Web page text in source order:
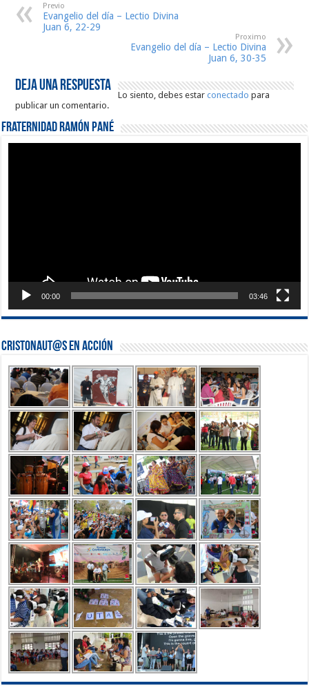
Previo
Evangelio del día – Lectio Divina
Juan 6, 22-29
Proximo
Evangelio del día – Lectio Divina
Juan 6, 30-35
Deja una respuesta
Lo siento, debes estarconectado para
publicar un comentario.
Fraternidad Ramón Pané
00:00 03:46
Cristonaut@s en Acción